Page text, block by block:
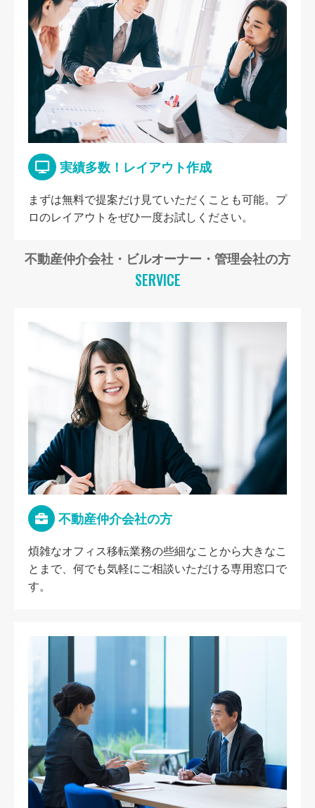
実績多数！レイアウト作成
まずは無料で提案だけ見ていただくことも可能。プ
ロのレイアウトをぜひ一度お試しください。
不動産仲介会社・ビルオーナー・管理会社の方
SERVICE
不動産仲介会社の方
煩雑なオフィス移転業務の些細なことから大きなこ
とまで、何でも気軽にご相談いただける専用窓口で
す。